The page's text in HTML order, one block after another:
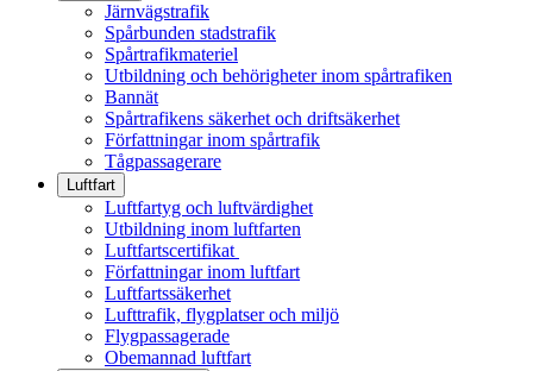
Järnvägstrafik
Spårbunden stadstrafik
Spårtrafikmateriel
Utbildning och behörigheter inom spårtrafiken
Bannät
Spårtrafikens säkerhet och driftsäkerhet
Författningar inom spårtrafik
Tågpassagerare
Luftfart
Luftfartyg och luftvärdighet
Utbildning inom luftfarten
Luftfartscertifikat
Författningar inom luftfart
Luftfartssäkerhet
Lufttrafik, flygplatser och miljö
Flygpassagerade
Obemannad luftfart